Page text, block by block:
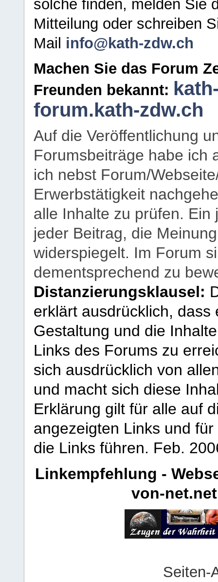
solche finden, melden Sie
Mitteilung oder schreiben
Mail info@kath-zdw.ch
Machen Sie das Forum
Freunden bekannt:
forum.kath-zdw.ch
Auf die Veröffentlichung
Forumsbeiträge habe ich
ich nebst Forum/
Erwerbstätigkeit
alle Inhalte zu prüfen.
jeder Beitrag, die
widerspiegelt. Im Forum
dementsprechend zu
Distanzierungsklausel:
erklärt ausdrücklich,
Gestaltung und die
Links des Forums zu
sich ausdrücklich von
und macht sich diese
Erklärung gilt für alle auf
angezeigten Links und
die Links führen. Feb.
Linkempfehlung -
von-net.net
Seiten-